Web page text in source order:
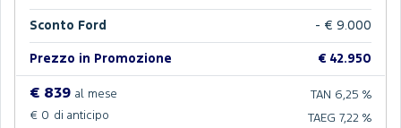
Sconto Ford - € 9.000
Prezzo in Promozione € 42.950
€ 839 al mese
€ 0 di anticipo
TAN 6,25 %
TAEG 7,22 %